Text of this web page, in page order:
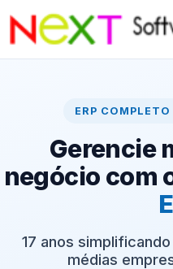
ERP
Gerencie
negócio com
17 anos
médias